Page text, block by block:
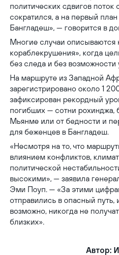
политических сдвигов
сократился, а на первый
Бангладеш», — говорится в
Многие случаи описываются
кораблекрушения», когда
без следа и без возможности
На маршруте из Западной
зарегистрировано около 1
зафиксирован рекордный
погибших — сотни рохинджа,
Мьянме или от бедности и
для беженцев в Бангладеш.
«Несмотря на то, что
влиянием конфликтов,
политической
высокими», — заявила
Эми Поуп. — «За этими
отправились в опасный путь,
возможно, никогда не
близких».
Автор: